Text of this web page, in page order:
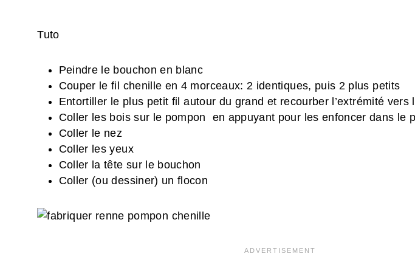
Tuto
Peindre le bouchon en blanc
Couper le fil chenille en 4 morceaux: 2 identiques, puis 2 plus petits
Entortiller le plus petit fil autour du grand et recourber l’extrémité vers
Coller les bois sur le pompon en appuyant pour les enfoncer dans le
Coller le nez
Coller les yeux
Coller la tête sur le bouchon
Coller (ou dessiner) un flocon